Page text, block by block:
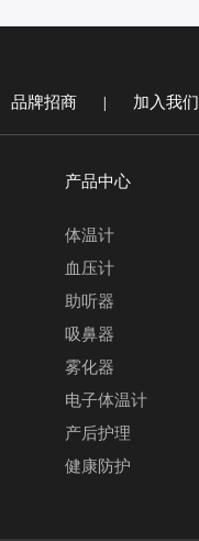
品牌招商 | 加入我们
产品中心
体温计
血压计
助听器
吸鼻器
雾化器
电子体温计
产后护理
健康防护